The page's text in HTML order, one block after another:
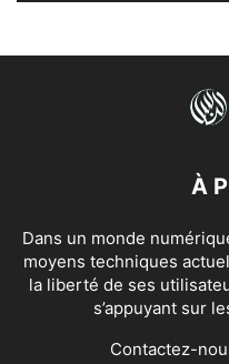
À
Dans un monde
moyens techniques
la liberté de ses
s’appuyant sur
Contactez-